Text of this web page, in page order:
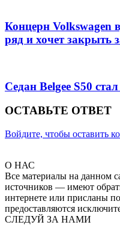
Концерн Volkswagen
ряд и хочет закрыть
Седан Belgee S50
ОСТАВЬТЕ ОТВЕТ
Войдите, чтобы оставить
О НАС
Все материалы на данном
источников — имеют
интернете или присланы
предоставляются
СЛЕДУЙ ЗА НАМИ